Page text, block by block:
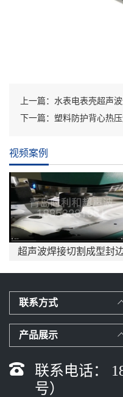
上一篇：水表电表壳超声
视频案例
超声波焊接切割成型封
联系方式
产品展示
联系电话：
号）